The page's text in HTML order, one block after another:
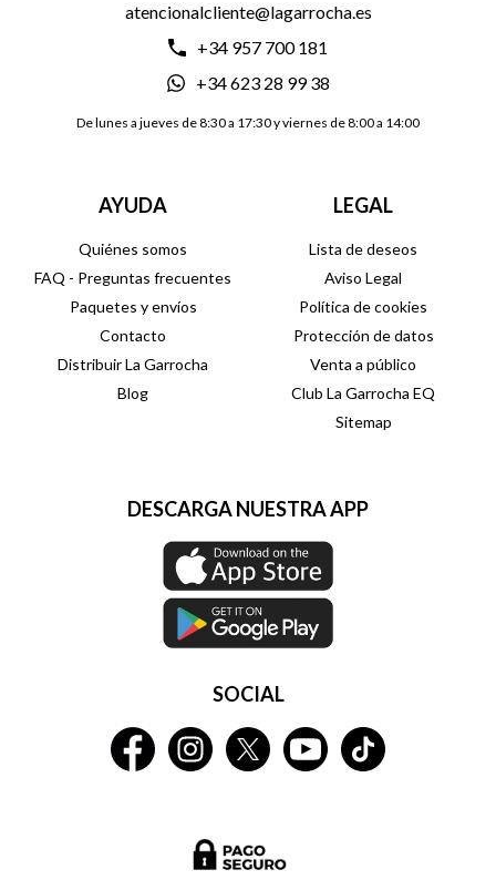
atencionalcliente@lagarrocha.es
+34 957 700 181
+34 623 28 99 38
De lunes a jueves de 8:30 a 17:30 y viernes de 8:00 a 14:00
AYUDA
Quiénes somos
FAQ - Preguntas frecuentes
Paquetes y envíos
Contacto
Distribuir La Garrocha
Blog
LEGAL
Lista de deseos
Aviso Legal
Política de cookies
Protección de datos
Venta a público
Club La Garrocha EQ
Sitemap
DESCARGA NUESTRA APP
SOCIAL